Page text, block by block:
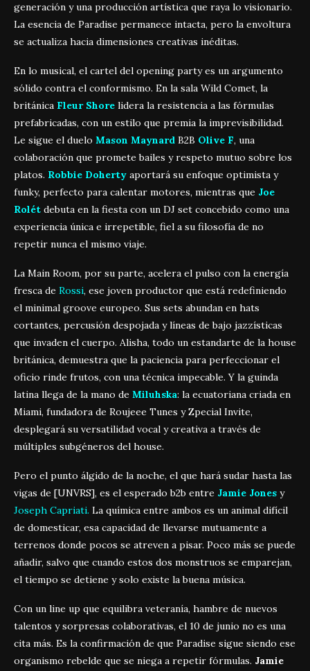
generación y una producción artística que raya lo visionario.
La esencia de Paradise permanece intacta, pero la envoltura
se actualiza hacia dimensiones creativas inéditas.
En lo musical, el cartel del opening party es un argumento
sólido contra el conformismo. En la sala Wild Comet, la
británica Fleur Shore lidera la resistencia a las fórmulas
prefabricadas, con un estilo que premia la imprevisibilidad.
Le sigue el duelo Mason Maynard B2B Olive F, una
colaboración que promete bailes y respeto mutuo sobre los
platos. Robbie Doherty aportará su enfoque optimista y
funky, perfecto para calentar motores, mientras que Joe
Rolét debuta en la fiesta con un DJ set concebido como una
experiencia única e irrepetible, fiel a su filosofía de no
repetir nunca el mismo viaje.
La Main Room, por su parte, acelera el pulso con la energía
fresca de Rossi, ese joven productor que está redefiniendo
el minimal groove europeo. Sus sets abundan en hats
cortantes, percusión despojada y líneas de bajo jazzísticas
que invaden el cuerpo. Alisha, todo un estandarte de la house
británica, demuestra que la paciencia para perfeccionar el
oficio rinde frutos, con una técnica impecable. Y la guinda
latina llega de la mano de Miluhska: la ecuatoriana criada en
Miami, fundadora de Roujeee Tunes y Zpecial Invite,
desplegará su versatilidad vocal y creativa a través de
múltiples subgéneros del house.
Pero el punto álgido de la noche, el que hará sudar hasta las
vigas de [UNVRS], es el esperado b2b entre Jamie Jones y
Joseph Capriati. La química entre ambos es un animal difícil
de domesticar, esa capacidad de llevarse mutuamente a
terrenos donde pocos se atreven a pisar. Poco más se puede
añadir, salvo que cuando estos dos monstruos se emparejan,
el tiempo se detiene y solo existe la buena música.
Con un line up que equilibra veteranía, hambre de nuevos
talentos y sorpresas colaborativas, el 10 de junio no es una
cita más. Es la confirmación de que Paradise sigue siendo ese
organismo rebelde que se niega a repetir fórmulas. Jamie